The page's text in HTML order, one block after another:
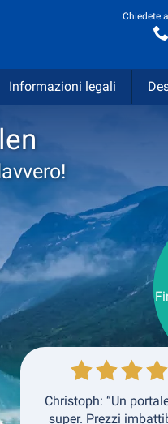
Chiedete
Informazioni legali
Christoph: “Un
super. Prezzi